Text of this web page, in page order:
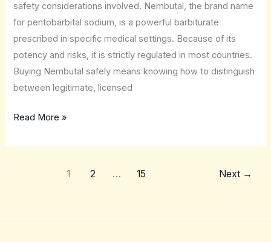
safety considerations involved. Nembutal, the brand name
for pentobarbital sodium, is a powerful barbiturate
prescribed in specific medical settings. Because of its
potency and risks, it is strictly regulated in most countries.
Buying Nembutal safely means knowing how to distinguish
between legitimate, licensed
Read More »
1 2 … 15 Next →